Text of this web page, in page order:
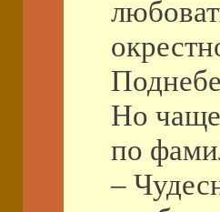
Но чаще
по
–